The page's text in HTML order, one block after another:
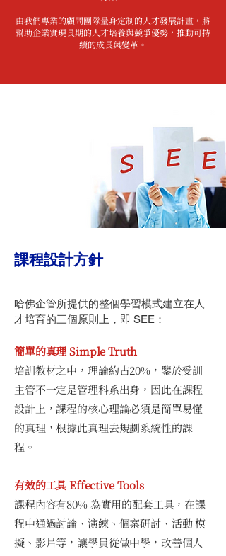
由我們專業的顧問團隊量身定制的人才發展計畫，將
幫助企業實現長期的人才培養與競爭優勢，推動可持
續的成長與變革。
課程設計方針
哈佛企管所提供的整個學習模式建立在人
才培育的三個原則上，即 SEE：
簡單的真理 Simple Truth
培訓教材之中，理論約占20%，鑒於受訓
主管不一定是管理科系出身，因此在課程
設計上，課程的核心理論必須是簡單易懂
的真理，根據此真理去規劃系統性的課
程。
有效的工具 Effective Tools
課程內容有80% 為實用的配套工具，在課
程中通過討論、演練、個案研討、活動 模
擬、影片等，讓學員從做中學，改善個人